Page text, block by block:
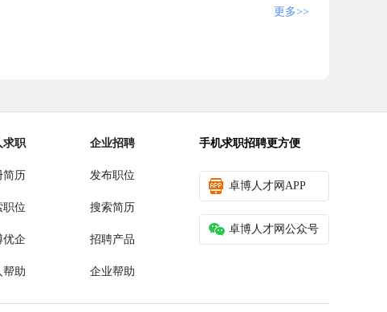
更多>>
求职
简历
职位
优企
帮助
企业招聘
发布职位
搜索简历
招聘产品
企业帮助
手机求职招聘更方便
卓博人才网APP
卓博人才网公众号